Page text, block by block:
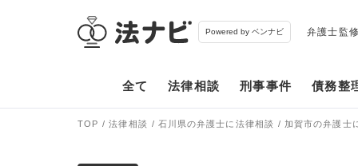
Powered by ベンナビ 弁護士監
全て 法律相談 刑事事件 債務整
TOP 法律相談 石川県の弁護士に法律相談 加賀市の弁護士